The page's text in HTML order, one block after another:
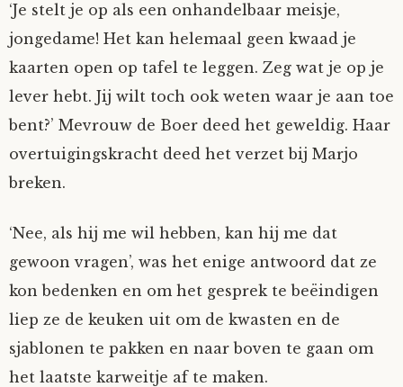
‘Je stelt je op als een onhandelbaar meisje,
jongedame! Het kan helemaal geen kwaad je
kaarten open op tafel te leggen. Zeg wat je op je
lever hebt. Jij wilt toch ook weten waar je aan toe
bent?’ Mevrouw de Boer deed het geweldig. Haar
overtuigingskracht deed het verzet bij Marjo
breken.
‘Nee, als hij me wil hebben, kan hij me dat
gewoon vragen’, was het enige antwoord dat ze
kon bedenken en om het gesprek te beëindigen
liep ze de keuken uit om de kwasten en de
sjablonen te pakken en naar boven te gaan om
het laatste karweitje af te maken.